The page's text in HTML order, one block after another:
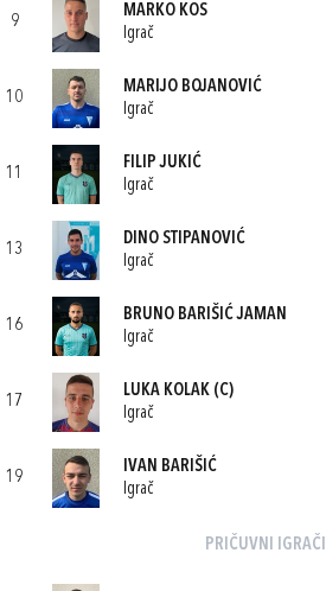
9
MARKO KOS
Igrač
10
MARIJO BOJANOVIĆ
Igrač
11
FILIP JUKIĆ
Igrač
13
DINO STIPANOVIĆ
Igrač
16
BRUNO BARIŠIĆ JAMAN
Igrač
17
LUKA KOLAK (C)
Igrač
19
IVAN BARIŠIĆ
Igrač
PRIČUVNI IGRAČI